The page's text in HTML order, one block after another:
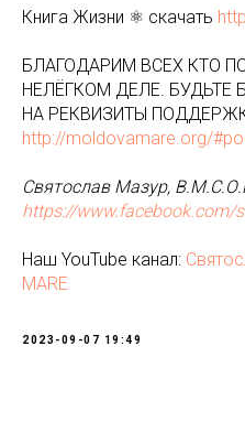
Книга Жизни ⚛️ скачать
БЛАГОДАРИМ ВСЕХ КТО
НЕЛЁГКОМ ДЕЛЕ. БУДЬТЕ
НА РЕКВИЗИТЫ
http://moldovamare.org/
Святослав Мазур,
https://www.facebook.com/
Наш YouTube канал:
MARE
2023-09-07 19:49